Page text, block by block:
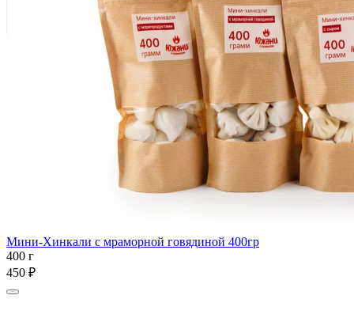
Мини-Хинкали с мраморной говядиной 400гр
400 г
450 ₽